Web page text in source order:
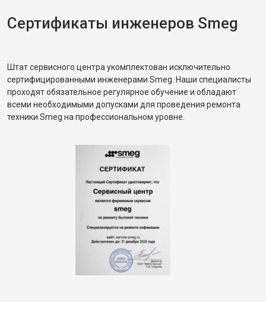
Сертификаты инженеров Smeg
Штат сервисного центра укомплектован исключительно
сертифицированными инженерами Smeg. Наши специалисты
проходят обязательное регулярное обучение и обладают
всеми необходимыми допусками для проведения ремонта
техники Smeg на профессиональном уровне.